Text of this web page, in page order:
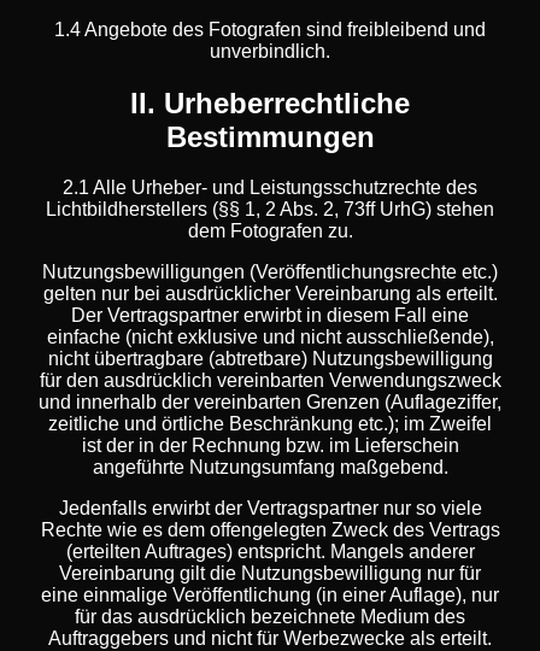
1.4 Angebote des Fotografen sind freibleibend und
unverbindlich.
II. Urheberrechtliche
Bestimmungen
2.1 Alle Urheber- und Leistungsschutzrechte des
Lichtbildherstellers (§§ 1, 2 Abs. 2, 73ff UrhG) stehen
dem Fotografen zu.
Nutzungsbewilligungen (Veröffentlichungsrechte etc.)
gelten nur bei ausdrücklicher Vereinbarung als erteilt.
Der Vertragspartner erwirbt in diesem Fall eine
einfache (nicht exklusive und nicht ausschließende),
nicht übertragbare (abtretbare) Nutzungsbewilligung
für den ausdrücklich vereinbarten Verwendungszweck
und innerhalb der vereinbarten Grenzen (Auflageziffer,
zeitliche und örtliche Beschränkung etc.); im Zweifel
ist der in der Rechnung bzw. im Lieferschein
angeführte Nutzungsumfang maßgebend.
Jedenfalls erwirbt der Vertragspartner nur so viele
Rechte wie es dem offengelegten Zweck des Vertrags
(erteilten Auftrages) entspricht. Mangels anderer
Vereinbarung gilt die Nutzungsbewilligung nur für
eine einmalige Veröffentlichung (in einer Auflage), nur
für das ausdrücklich bezeichnete Medium des
Auftraggebers und nicht für Werbezwecke als erteilt.